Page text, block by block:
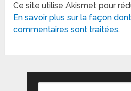
Ce site utilise Akismet pour
En savoir plus sur la façon
commentaires sont traitées.